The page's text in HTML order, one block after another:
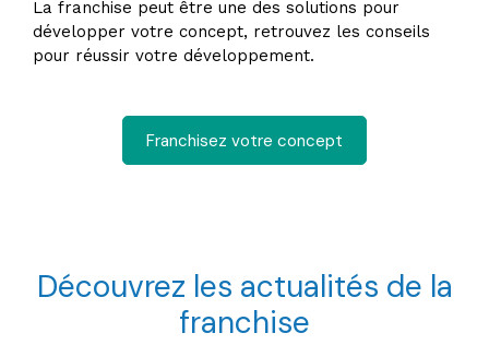
La franchise peut être une des solutions pour
développer votre concept, retrouvez les conseils
pour réussir votre développement.
Franchisez votre concept
Découvrez les actualités de la
franchise